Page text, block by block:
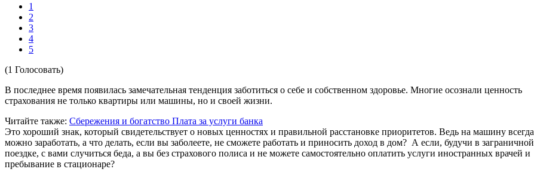
1
2
3
4
5
(1 Голосовать)
В последнее время появилась замечательная тенденция заботиться о себе и собственном здоровье. Многие осознали ценность
страхования не только квартиры или машины, но и своей жизни.
Читайте также: Сбережения и богатство Плата за услуги банка
Это хороший знак, который свидетельствует о новых ценностях и правильной расстановке приоритетов. Ведь на машину всегда
можно заработать, а что делать, если вы заболеете, не сможете работать и приносить доход в дом? А если, будучи в заграничной
поездке, с вами случиться беда, а вы без страхового полиса и не можете самостоятельно оплатить услуги иностранных врачей и
пребывание в стационаре?